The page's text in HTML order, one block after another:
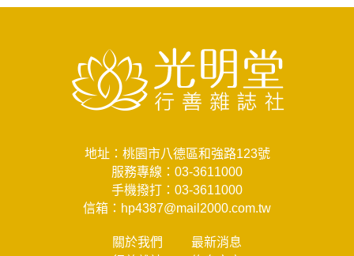
地址：桃園市八德區和強路123號
服務專線： 03-3611000
手機撥打： 03-3611000
信箱： hp4387@mail2000.com.tw
關於我們
最新消息